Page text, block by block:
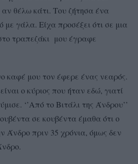
θέλω κάτι. Του ζήτησα ένα
με γάλα. Είχα προσέξει ότι σε μια
τραπεζάκι μου έγραφε
μου τον έφερε ένας νεαρός.
ο κύριος που ήταν εδώ, γιατί
‘’Από το Βιτάλι της Άνδρου’’
σε κουβέντα έμαθα ότι ο
Άνδρο πριν 35 χρόνια, όμως δεν